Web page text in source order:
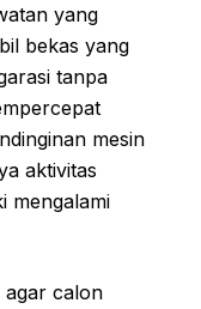
yang
bekas yang
tanpa
mesin
aktivitas
mengalami
agar calon